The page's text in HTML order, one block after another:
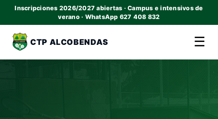
Inscripciones 2026/2027 abiertas · Campus e intensivos de
verano · WhatsApp 627 408 832
CTP ALCOBENDAS ☰